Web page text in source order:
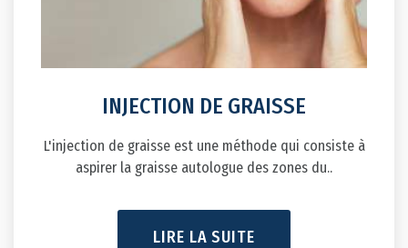
INJECTION DE GRAISSE
L'injection de graisse est une méthode qui consiste à
aspirer la graisse autologue des zones du..
LIRE LA SUITE